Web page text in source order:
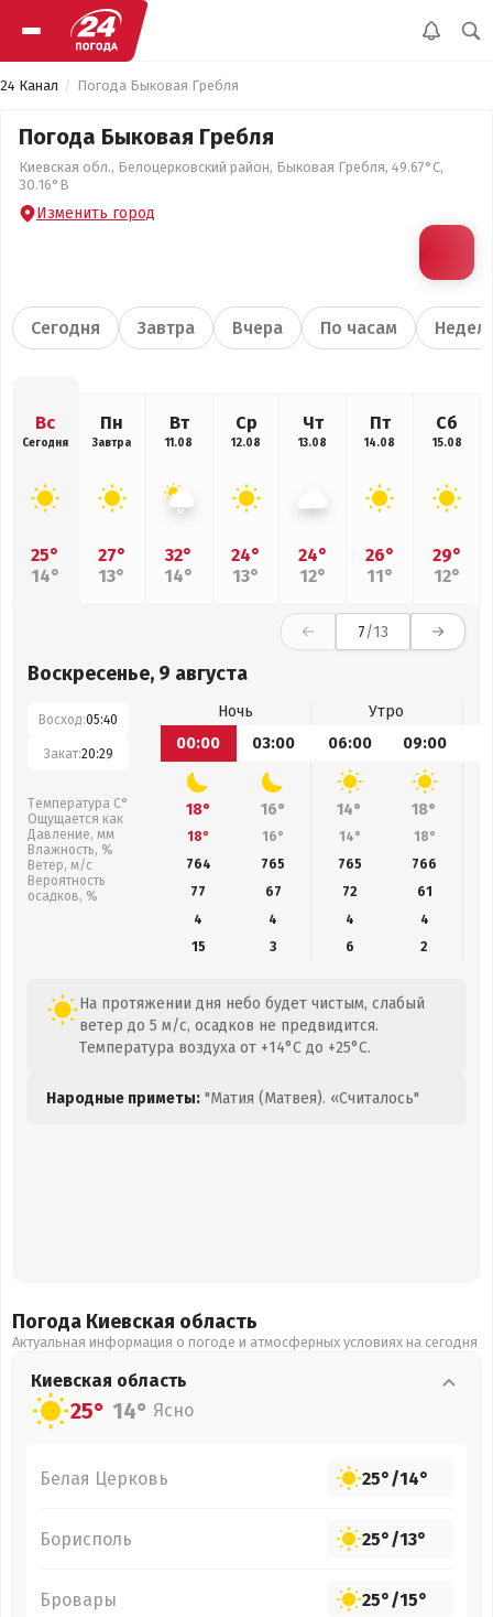
24 Канал Погода Быковая Гребля
Погода Быковая Гребля
Киевская обл., Белоцерковский район, Быковая Гребля, 49.67°С,
30.16°В
Изменить город
Сегодня Завтра Вчера По часам
Вс
Сегодня
25°
14°
Пн
Завтра
27°
13°
Вт
11.08
32°
14°
Ср
12.08
24°
13°
Чт
13.08
24°
12°
Пт
14.08
26°
11°
Сб
15.08
29°
12°
7/13
Воскресенье, 9 августа
Восход:05:40
Закат:20:29
Температура С°
Ощущается как
Давление, мм
Влажность, %
Ветер, м/с
Вероятность
осадков, %
Ночь
Утро
00:00
03:00 06:00 09:00
18° 16° 14° 18°
18° 16° 14° 18°
764
765 765 766
77
67 72 61
4
4 4
4
15
3 6 2
На протяжении дня небо будет чистым, слабый
ветер до 5 м/с, осадков не предвидится.
Температура воздуха от +14°C до +25°C.
Народные приметы: "Матия (Матвея). «Считалось"
Погода Киевская область
Актуальная информация о погоде и атмосферных условиях на сегодня
Киевская область
25° 14° Ясно
Белая Церковь 25°/14°
Борисполь 25°/13°
Бровары 25°/15°